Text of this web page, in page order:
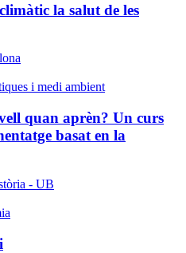
la salut de les
i medi ambient
quan aprèn? Un curs
basat en la
- UB